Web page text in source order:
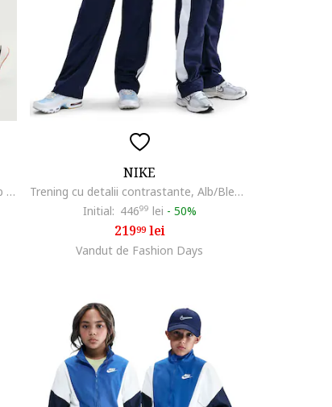
Trening cu talie elastica, Gri deschis/Alb murdar
NIKE
Trening cu detalii contrastante, Alb/Bleumarin
Initial: 44699 lei - 50%
21999lei
Vandut de Fashion Days